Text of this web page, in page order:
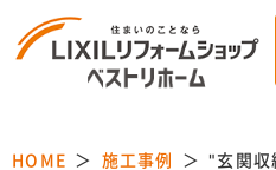
HOME 施工事例 "玄関収